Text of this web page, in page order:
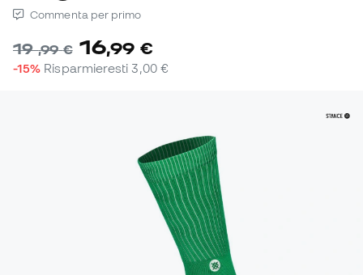
Commenta per primo
19,99 € 16,99 €
-15% Risparmieresti3,00 €